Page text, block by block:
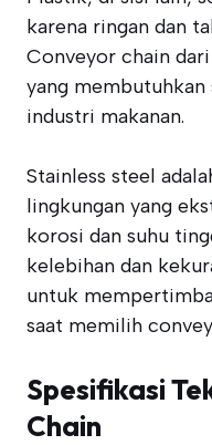
karena ringan dan
Conveyor chain
yang
industri makanan.
Stainless steel
lingkungan yang
korosi dan suhu
kelebihan dan
untuk
saat memilih
Spesifikasi
Chain